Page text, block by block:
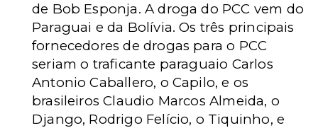
de Bob Esponja. A droga do PCC vem do
Paraguai e da Bolívia. Os três principais
fornecedores de drogas para o PCC
seriam o traficante paraguaio Carlos
Antonio Caballero, o Capilo, e os
brasileiros Claudio Marcos Almeida, o
Django, Rodrigo Felício, o Tiquinho, e